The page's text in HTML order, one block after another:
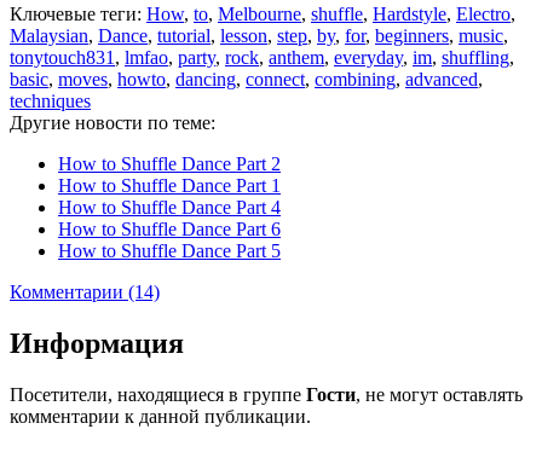
Ключевые теги: How, to, Melbourne, shuffle, Hardstyle, Electro,
Malaysian, Dance, tutorial, lesson, step, by, for, beginners, music,
tonytouch831 , lmfao, party, rock, anthem, everyday, im, shuffling,
basic, moves, howto, dancing, connect, combining, advanced,
techniques
Другие новости по теме:
How to Shuffle Dance Part 2
How to Shuffle Dance Part 1
How to Shuffle Dance Part 4
How to Shuffle Dance Part 6
How to Shuffle Dance Part 5
Комментарии (14)
Информация
Посетители, находящиеся в группе Гости, не могут оставлять
комментарии к данной публикации.